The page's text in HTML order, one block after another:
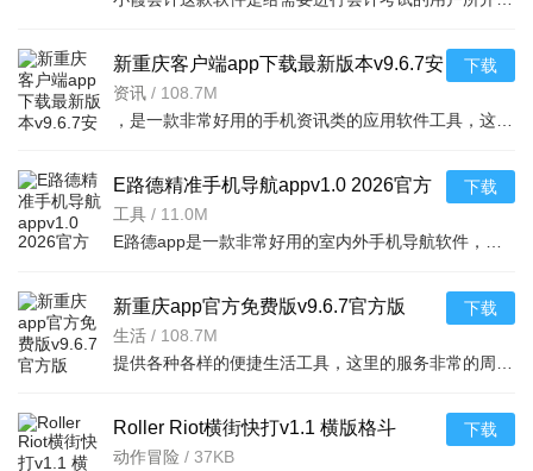
新重庆客户端app下载最新版本v9.6.7安
卓版
资讯 / 108.7M
下载
E路德精准手机导航appv1.0 2026官方
中文版
工具 / 11.0M
下载
新重庆app官方免费版v9.6.7官方版
生活 / 108.7M
下载
Roller Riot横街快打v1.1 横版格斗
动作冒险 / 37KB
下载